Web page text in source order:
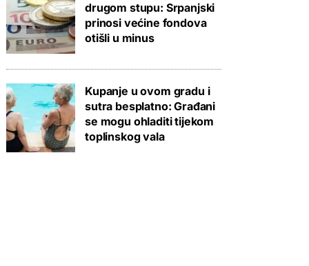
drugom stupu: Srpanjski
prinosi većine fondova
otišli u minus
Kupanje u ovom gradu i
sutra besplatno: Građani
se mogu ohladiti tijekom
toplinskog vala